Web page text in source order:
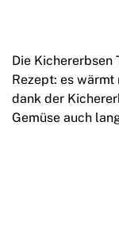
Die Kichererbsen
Rezept: es
dank der
Gemüse auch